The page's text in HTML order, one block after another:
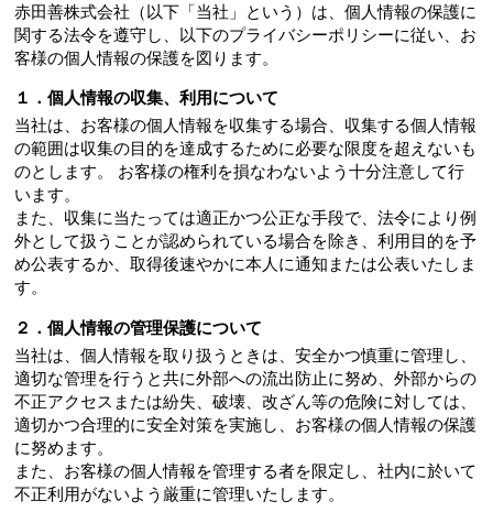
赤田善株式会社（以下「当社」という）は、個人情報の保護に
関する法令を遵守し、以下のプライバシーポリシーに従い、お
客様の個人情報の保護を図ります。
１．個人情報の収集、利用について
当社は、お客様の個人情報を収集する場合、収集する個人情報
の範囲は収集の目的を達成するために必要な限度を超えないも
のとします。 お客様の権利を損なわないよう十分注意して行
います。
また、収集に当たっては適正かつ公正な手段で、法令により例
外として扱うことが認められている場合を除き、利用目的を予
め公表するか、取得後速やかに本人に通知または公表いたしま
す。
２．個人情報の管理保護について
当社は、個人情報を取り扱うときは、安全かつ慎重に管理し、
適切な管理を行うと共に外部への流出防止に努め、外部からの
不正アクセスまたは紛失、破壊、改ざん等の危険に対しては、
適切かつ合理的に安全対策を実施し、お客様の個人情報の保護
に努めます。
また、お客様の個人情報を管理する者を限定し、社内に於いて
不正利用がないよう厳重に管理いたします。